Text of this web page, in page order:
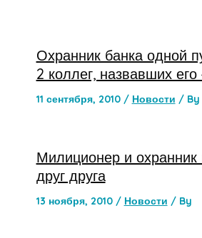
Охранник банка одной
2 коллег, назвавших его
11 сентября, 2010 / Новости / By
Милиционер и охранник
друг друга
13 ноября, 2010 / Новости / By